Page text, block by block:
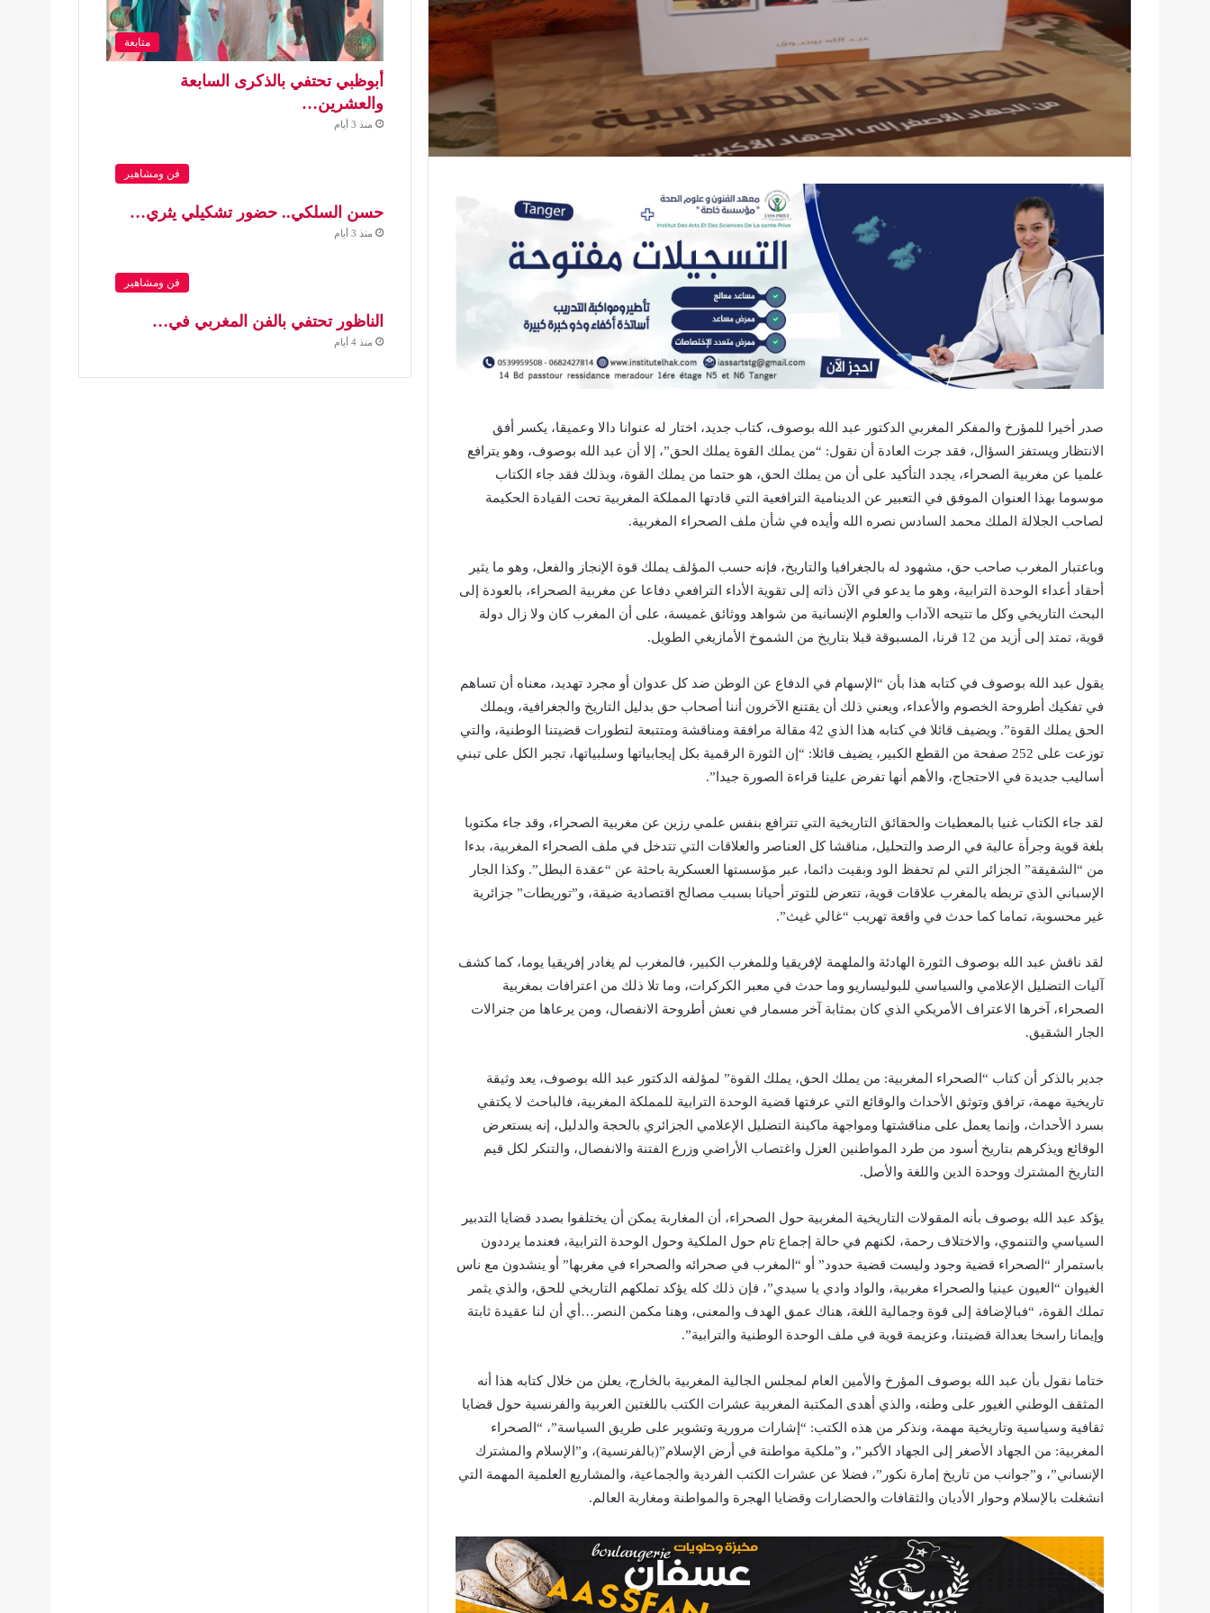
صدر أخيرا للمؤرخ والمفكر المغربي الدكتور عبد الله بوصوف، كتاب جديد، اختار له عنوانا دالا وعميقا، يكسر أفق
الانتظار ويستفز السؤال، فقد جرت العادة أن نقول: “من يملك القوة يملك الحق”، إلا أن عبد الله بوصوف، وهو يترافع
علميا عن مغربية الصحراء، يجدد التأكيد على أن من يملك الحق، هو حتما من يملك القوة، وبذلك فقد جاء الكتاب
موسوما بهذا العنوان الموفق في التعبير عن الدينامية الترافعية التي قادتها المملكة المغربية تحت القيادة الحكيمة
لصاحب الجلالة الملك محمد السادس نصره الله وأيده في شأن ملف الصحراء المغربية.
وباعتبار المغرب صاحب حق، مشهود له بالجغرافيا والتاريخ، فإنه حسب المؤلف يملك قوة الإنجاز والفعل، وهو ما يثير
أحقاد أعداء الوحدة الترابية، وهو ما يدعو في الآن ذاته إلى تقوية الأداء الترافعي دفاعا عن مغربية الصحراء، بالعودة إلى
البحث التاريخي وكل ما تتيحه الآداب والعلوم الإنسانية من شواهد ووثائق غميسة، على أن المغرب كان ولا زال دولة
قوية، تمتد إلى أزيد من 12 قرنا، المسبوقة قبلا بتاريخ من الشموخ الأمازيغي الطويل.
يقول عبد الله بوصوف في كتابه هذا بأن “الإسهام في الدفاع عن الوطن ضد كل عدوان أو مجرد تهديد، معناه أن تساهم
في تفكيك أطروحة الخصوم والأعداء، ويعني ذلك أن يقتنع الآخرون أننا أصحاب حق بدليل التاريخ والجغرافية، ويملك
الحق يملك القوة”. ويضيف قائلا في كتابه هذا الذي 42 مقالة مرافقة ومناقشة ومتتبعة لتطورات قضيتنا الوطنية، والتي
توزعت على 252 صفحة من القطع الكبير، يضيف قائلا: “إن الثورة الرقمية بكل إيجابياتها وسلبياتها، تجبر الكل على تبني
أساليب جديدة في الاحتجاج، والأهم أنها تفرض علينا قراءة الصورة جيدا”.
لقد جاء الكتاب غنيا بالمعطيات والحقائق التاريخية التي تترافع بنفس علمي رزين عن مغربية الصحراء، وقد جاء مكتوبا
بلغة قوية وجرأة عالية في الرصد والتحليل، مناقشا كل العناصر والعلاقات التي تتدخل في ملف الصحراء المغربية، بدءا
من “الشقيقة” الجزائر التي لم تحفظ الود وبقيت دائما، عبر مؤسستها العسكرية باحثة عن “عقدة البطل”. وكذا الجار
الإسباني الذي تربطه بالمغرب علاقات قوية، تتعرض للتوتر أحيانا بسبب مصالح اقتصادية ضيقة، و”توريطات” جزائرية
غير محسوبة، تماما كما حدث في واقعة تهريب “غالي غيث”.
لقد ناقش عبد الله بوصوف الثورة الهادئة والملهمة لإفريقيا وللمغرب الكبير، فالمغرب لم يغادر إفريقيا يوما، كما كشف
آليات التضليل الإعلامي والسياسي للبوليساريو وما حدث في معبر الكركرات، وما تلا ذلك من اعترافات بمغربية
الصحراء، آخرها الاعتراف الأمريكي الذي كان بمثابة آخر مسمار في نعش أطروحة الانفصال، ومن يرعاها من جنرالات
الجار الشقيق.
جدير بالذكر أن كتاب “الصحراء المغربية: من يملك الحق، يملك القوة” لمؤلفه الدكتور عبد الله بوصوف، يعد وثيقة
تاريخية مهمة، ترافق وتوثق الأحداث والوقائع التي عرفتها قضية الوحدة الترابية للمملكة المغربية، فالباحث لا يكتفي
بسرد الأحداث، وإنما يعمل على مناقشتها ومواجهة ماكينة التضليل الإعلامي الجزائري بالحجة والدليل، إنه يستعرض
الوقائع ويذكرهم بتاريخ أسود من طرد المواطنين العزل واغتصاب الأراضي وزرع الفتنة والانفصال، والتنكر لكل قيم
التاريخ المشترك ووحدة الدين واللغة والأصل.
يؤكد عبد الله بوصوف بأنه المقولات التاريخية المغربية حول الصحراء، أن المغاربة يمكن أن يختلفوا بصدد قضايا التدبير
السياسي والتنموي، والاختلاف رحمة، لكنهم في حالة إجماع تام حول الملكية وحول الوحدة الترابية، فعندما يرددون
باستمرار “الصحراء قضية وجود وليست قضية حدود” أو “المغرب في صحرائه والصحراء في مغربها” أو ينشدون مع ناس
الغيوان “العيون عينيا والصحراء مغربية، والواد وادي يا سيدي”، فإن ذلك كله يؤكد تملكهم التاريخي للحق، والذي يثمر
تملك القوة، “فبالإضافة إلى قوة وجمالية اللغة، هناك عمق الهدف والمعنى، وهنا مكمن النصر…أي أن لنا عقيدة ثابتة
وإيمانا راسخا بعدالة قضيتنا، وعزيمة قوية في ملف الوحدة الوطنية والترابية”.
ختاما نقول بأن عبد الله بوصوف المؤرخ والأمين العام لمجلس الجالية المغربية بالخارج، يعلن من خلال كتابه هذا أنه
المثقف الوطني الغيور على وطنه، والذي أهدى المكتبة المغربية عشرات الكتب باللغتين العربية والفرنسية حول قضايا
ثقافية وسياسية وتاريخية مهمة، ونذكر من هذه الكتب: “إشارات مرورية وتشوير على طريق السياسة”، “الصحراء
المغربية: من الجهاد الأصغر إلى الجهاد الأكبر”، و”ملكية مواطنة في أرض الإسلام”(بالفرنسية)، و”الإسلام والمشترك
الإنساني”، و”جوانب من تاريخ إمارة نكور”، فضلا عن عشرات الكتب الفردية والجماعية، والمشاريع العلمية المهمة التي
انشغلت بالإسلام وحوار الأديان والثقافات والحضارات وقضايا الهجرة والمواطنة ومغاربة العالم.
متابعة
أبوظبي تحتفي بالذكرى السابعة
والعشرين…
منذ 3 أيام
فن ومشاهير
حسن السلكي.. حضور تشكيلي يثري…
منذ 3 أيام
فن ومشاهير
الناظور تحتفي بالفن المغربي في…
منذ 4 أيام